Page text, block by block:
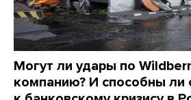
Могут ли удары по
компанию? И способны ли